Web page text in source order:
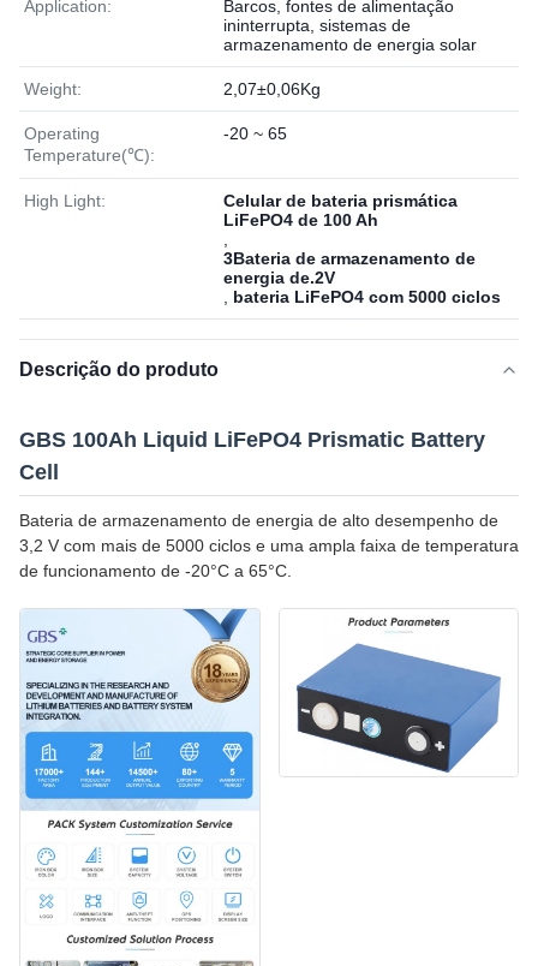
Application:
Barcos, fontes de alimentação
ininterrupta, sistemas de
armazenamento de energia solar
Weight: 2,07±0,06Kg
Operating
Temperature(℃):
-20 ~ 65
High Light:
Celular de bateria prismática
LiFePO4 de 100 Ah
3Bateria de armazenamento de
energia de.2V
bateria LiFePO4 com 5000 ciclos
Descrição do produto
GBS 100Ah Liquid LiFePO4 Prismatic Battery
Cell
Bateria de armazenamento de energia de alto desempenho de
3,2 V com mais de 5000 ciclos e uma ampla faixa de temperatura
de funcionamento de -20°C a 65°C.